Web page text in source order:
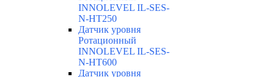
INNOLEVEL IL-SES-
N-HT250
Датчик уровня
Ротационный
INNOLEVEL IL-SES-
N-HT600
Датчик уровня